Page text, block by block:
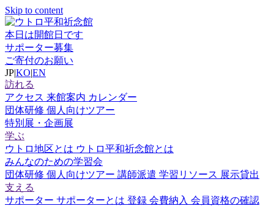
Skip to content
本日は開館日です
サポーター募集
ご寄付のお願い
JP|KO|EN
訪れる
アクセス 来館案内 カレンダー
団体研修 個人向けツアー
特別展・企画展
学ぶ
ウトロ地区とは ウトロ平和祈念館とは
みんなのための学習会
団体研修 個人向けツアー 講師派遣 学習リソース 展示貸出
支える
サポーター サポーターとは 登録 会費納入 会員資格の確認